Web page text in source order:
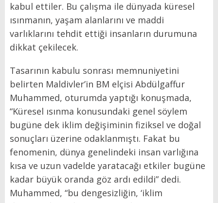
kabul ettiler. Bu çalışma ile dünyada küresel
ısınmanın, yaşam alanlarını ve maddi
varlıklarını tehdit ettiği insanların durumuna
dikkat çekilecek.
Tasarının kabulu sonrası memnuniyetini
belirten Maldivler’in BM elçisi Abdülgaffur
Muhammed, oturumda yaptığı konuşmada,
“Küresel ısınma konusundaki genel söylem
bugüne dek iklim değişiminin fiziksel ve doğal
sonuçları üzerine odaklanmıştı. Fakat bu
fenomenin, dünya genelindeki insan varlığına
kısa ve uzun vadelde yaratacağı etkiler bugüne
kadar büyük oranda göz ardı edildi” dedi.
Muhammed, “bu dengesizliğin, ‘iklim